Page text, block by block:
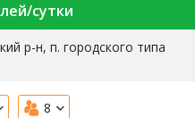
сутки
р-н, п. городского типа
8